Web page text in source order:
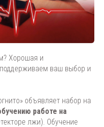
Хорошая и
ваш выбор и
объявляет набор на
работе на
лжи). Обучение